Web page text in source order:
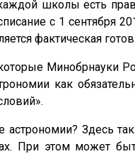
школы есть
с 1 сентября
фактическая
Минобрнауки
как
астрономии? Здесь
При этом может